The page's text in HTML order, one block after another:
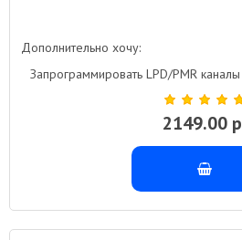
Дополнительно хочу:
Запрограммировать LPD/PMR
2149.00